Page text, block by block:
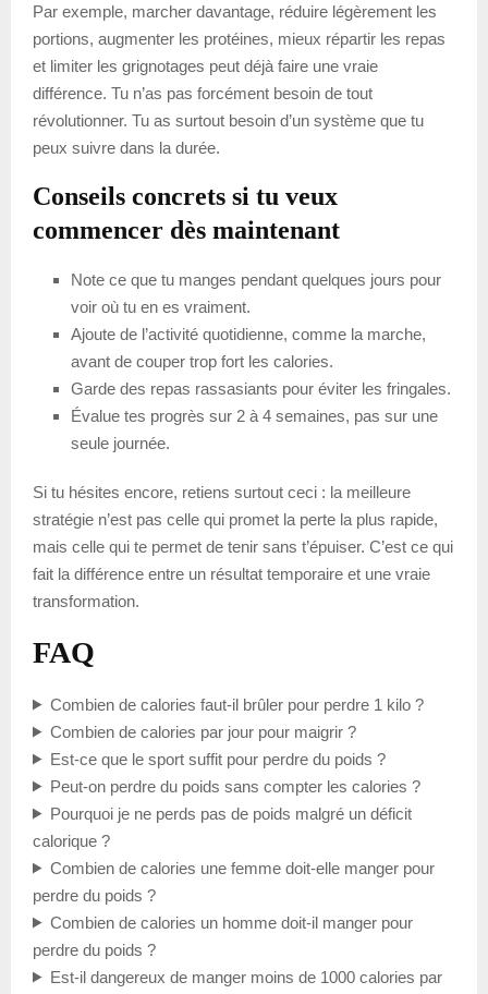
Par exemple, marcher davantage, réduire légèrement les
portions, augmenter les protéines, mieux répartir les repas
et limiter les grignotages peut déjà faire une vraie
différence. Tu n’as pas forcément besoin de tout
révolutionner. Tu as surtout besoin d’un système que tu
peux suivre dans la durée.
Conseils concrets si tu veux
commencer dès maintenant
Note ce que tu manges pendant quelques jours pour
voir où tu en es vraiment.
Ajoute de l’activité quotidienne, comme la marche,
avant de couper trop fort les calories.
Garde des repas rassasiants pour éviter les fringales.
Évalue tes progrès sur 2 à 4 semaines, pas sur une
seule journée.
Si tu hésites encore, retiens surtout ceci : la meilleure
stratégie n’est pas celle qui promet la perte la plus rapide,
mais celle qui te permet de tenir sans t’épuiser. C’est ce qui
fait la différence entre un résultat temporaire et une vraie
transformation.
FAQ
Combien de calories faut-il brûler pour perdre 1 kilo ?
Combien de calories par jour pour maigrir ?
Est-ce que le sport suffit pour perdre du poids ?
Peut-on perdre du poids sans compter les calories ?
Pourquoi je ne perds pas de poids malgré un déficit
calorique ?
Combien de calories une femme doit-elle manger pour
perdre du poids ?
Combien de calories un homme doit-il manger pour
perdre du poids ?
Est-il dangereux de manger moins de 1000 calories par